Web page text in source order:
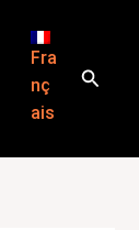
Fra
nç
ais